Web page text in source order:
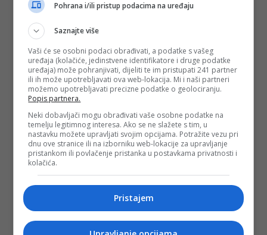
Pohrana i/ili pristup podacima na uređaju
Saznajte više
Vaši će se osobni podaci obrađivati, a podatke s vašeg
uređaja (kolačiće, jedinstvene identifikatore i druge podatke
uređaja) može pohranjivati, dijeliti te im pristupati 241 partner
ili ih može upotrebljavati ova web-lokacija. Mi i naši partneri
možemo upotrebljavati precizne podatke o geolociranju.
Popis partnera.
Neki dobavljači mogu obrađivati vaše osobne podatke na
temelju legitimnog interesa. Ako se ne slažete s tim, u
nastavku možete upravljati svojim opcijama. Potražite vezu pri
dnu ove stranice ili na izborniku web-lokacije za upravljanje
pristankom ili povlačenje pristanka u postavkama privatnosti i
kolačića.
Pristajem